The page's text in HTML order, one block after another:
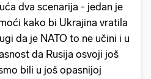
dva scenarija - jedan je
kako bi Ukrajina vratila
da je NATO to ne učini i u
da Rusija osvoji još
bili u još opasnijoj